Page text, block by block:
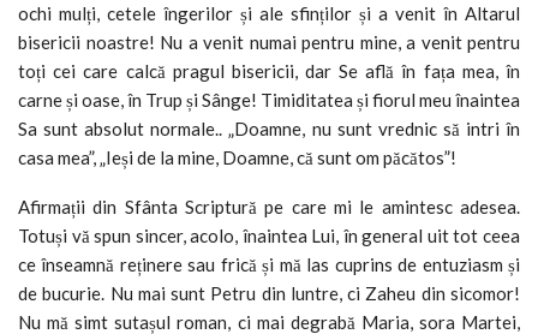
ochi mulți, cetele îngerilor și ale sfinților și a venit în Altarul
bisericii noastre! Nu a venit numai pentru mine, a venit pentru
toți cei care calcă pragul bisericii, dar Se află în fața mea, în
carne și oase, în Trup și Sânge! Timiditatea și fiorul meu înaintea
Sa sunt absolut normale.. „Doamne, nu sunt vrednic să intri în
casa mea”, „Ieși de la mine, Doamne, că sunt om păcătos”!
Afirmații din Sfânta Scriptură pe care mi le amintesc adesea.
Totuși vă spun sincer, acolo, înaintea Lui, în general uit tot ceea
ce înseamnă reținere sau frică și mă las cuprins de entuziasm și
de bucurie. Nu mai sunt Petru din luntre, ci Zaheu din sicomor!
Nu mă simt sutașul roman, ci mai degrabă Maria, sora Martei,